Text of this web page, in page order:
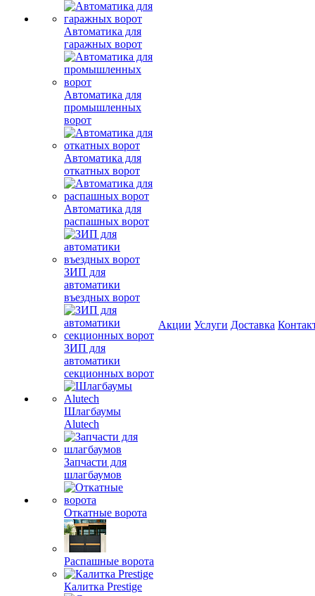
Автоматика для
гаражных ворот
Автоматика для
промышленных
ворот
Автоматика для
откатных ворот
Автоматика для
распашных ворот
ЗИП для
автоматики
въездных ворот
ЗИП для
автоматики
секционных ворот
Шлагбаумы
Alutech
Запчасти для
шлагбаумов
Откатные ворота
Распашные ворота
Калитка Prestige
Акции Услуги Доставка